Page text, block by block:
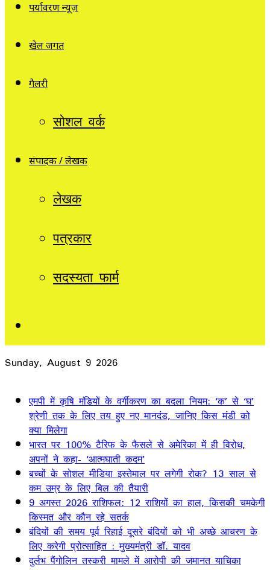
पर्यावरण न्यूज़
खेल जगत
गैलरी
सोशल वर्क
संपादक / लेखक
लेखक
पत्रकार
सदस्यता फार्म
Sunday, August 9 2026
एमपी में कृषि मंडियों के वर्गीकरण का बदला नियम: ‘क’ से ‘घ’
श्रेणी तक के लिए तय हुए नए मानदंड, जानिए किस मंडी को
क्या मिलेगा
भारत पर 100% टैरिफ के फैसले से अमेरिका में ही विरोध,
अपनों ने कहा- ‘आत्मघाती कदम’
बच्चों के सोशल मीडिया इस्तेमाल पर लगेगी रोक? 13 साल से
कम उम्र के लिए बिल की तैयारी
9 अगस्त 2026 राशिफल: 12 राशियों का हाल, किसकी चमकेगी
किस्मत और कौन रहे सतर्क
बंदियों की समय पूर्व रिहाई दूसरे बंदियों को भी अच्छे आचरण के
लिए करेगी प्रोत्साहित : मुख्यमंत्री डॉ. यादव
दुर्लभ पैंगोलिन तस्करी मामले में आरोपी की जमानत याचिका